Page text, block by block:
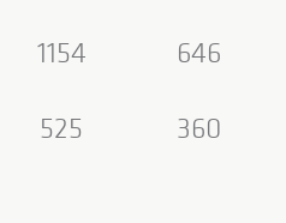
1154 646
525 360